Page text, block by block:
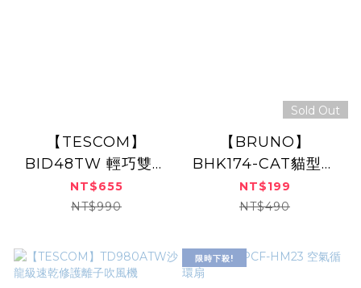
【TESCOM】
BID48TW 輕巧雙電
壓負離子吹風機 白色
原廠保固 雙電壓 海外
NT$655
NT$990
Sold Out
【BRUNO】
BHK174-CAT貓型磁
盤
NT$199
NT$490
限時下殺!